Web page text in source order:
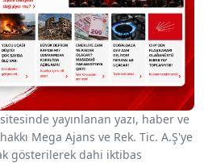
yayınlanan yazı, haber ve
Mega Ajans ve Rek. Tic. A.Ş'ye
gösterilerek dahi iktibas